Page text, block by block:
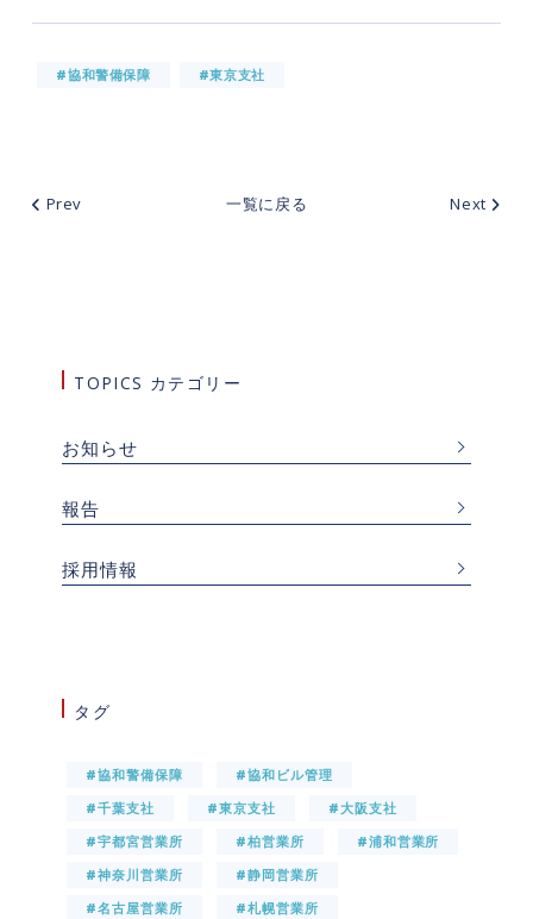
TOPICS カテゴリー
お知らせ
報告
採用情報
タグ
#協和警備保障
#協和ビル管理
#千葉支社
#東京支社
#大阪支社
#宇都宮営業所
#柏営業所
#浦和営業所
#神奈川営業所
#静岡営業所
#名古屋営業所
#札幌営業所
#協和警備保障 #東京支社
Prev 一覧に戻る Next